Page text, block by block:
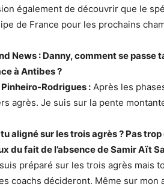
également de découvrir que le
de France pour les prochains
News : Danny, comment se
à Antibes ?
Rodrigues : Après les
agrès. Je suis sur la pente
aligné sur les trois agrès ? Pas
du fait de l’absence de Samir Aït
préparé sur les trois agrès mais
coachs décideront. Même sur